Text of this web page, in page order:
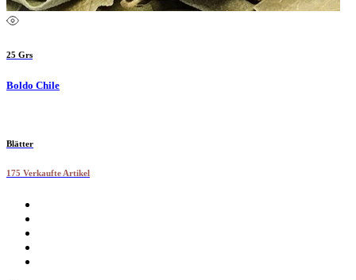
25 Grs
Boldo Chile
Blätter
175 Verkaufte Artikel